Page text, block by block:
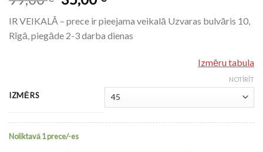
IR VEIKALĀ – prece ir pieejama veikalā Uzvaras bulvāris 10,
Rīgā, piegāde 2-3 darba dienas
Izmēru tabula
IZMĒRS
NOTĪRĪT
Noliktavā 1 prece/-es